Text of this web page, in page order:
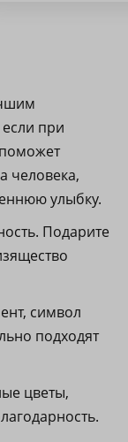
при
человека,
улыбку.
Подарите
символ
подходят
цветы,